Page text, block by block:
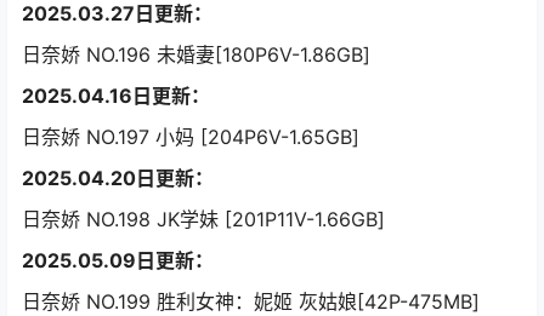
2025.03.27日更新：
日奈娇 NO.196 未婚妻[180P6V-1.86GB]
2025.04.16日更新：
日奈娇 NO.197 小妈 [204P6V-1.65GB]
2025.04.20日更新：
日奈娇 NO.198 JK学妹 [201P11V-1.66GB]
2025.05.09日更新：
日奈娇 NO.199 胜利女神：妮姬 灰姑娘[42P-475MB]